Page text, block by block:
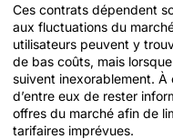
Ces contrats dépendent
aux fluctuations du
utilisateurs peuvent y
de bas coûts, mais
suivent inexorablement.
d’entre eux de rester
offres du marché afin de
tarifaires imprévues.